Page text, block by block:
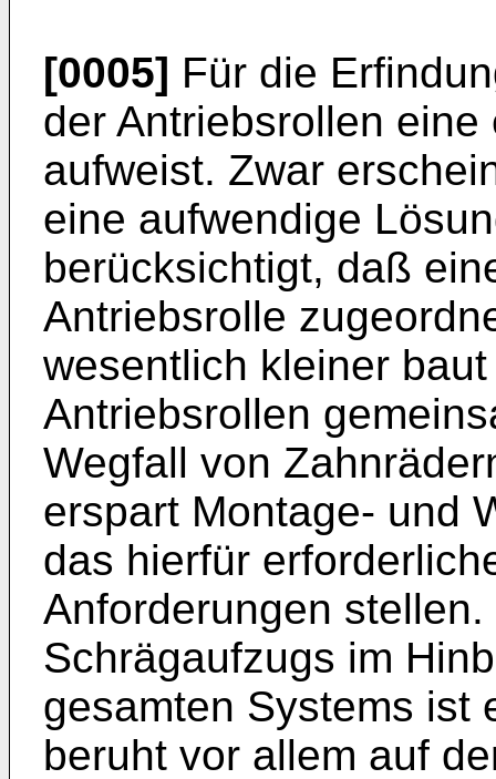
[0005] Für die
der Antriebsrollen
aufweist. Zwar
eine aufwendige
berücksichtigt, daß
Antriebsrolle
wesentlich kleiner
Antriebsrollen
Wegfall von
erspart Montage- und
das hierfür
Anforderungen
Schrägaufzugs im
gesamten Systems ist
beruht vor allem auf